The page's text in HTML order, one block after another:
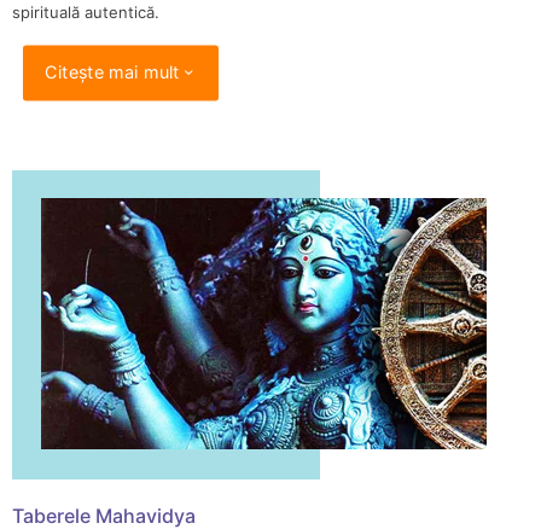
spirituală autentică.
Citește mai mult
Taberele Mahavidya